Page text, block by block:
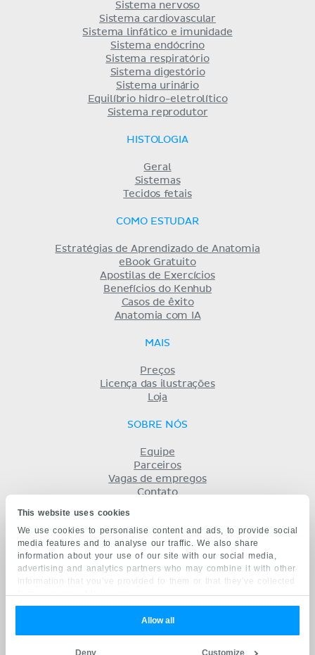
This website uses cookies
We use cookies to personalise content and ads, to provide social
media features and to analyse our traffic. We also share
information about your use of our site with our social media,
advertising and analytics partners who may combine it with other
information that you’ve provided to them or that they’ve collected
from your use of their services.
Allow all
Customize
Deny
Sistema nervoso
Sistema cardiovascular
Sistema linfático e imunidade
Sistema endócrino
Sistema respiratório
Sistema digestório
Sistema urinário
Equilíbrio hidro-eletrolítico
Sistema reprodutor
HISTOLOGIA
Geral
Sistemas
Tecidos fetais
COMO ESTUDAR
Estratégias de Aprendizado de Anatomia
eBook Gratuito
Apostilas de Exercícios
Benefícios do Kenhub
Casos de êxito
Anatomia com IA
MAIS
Preços
Licença das ilustrações
Loja
SOBRE NÓS
Equipe
Parceiros
Vagas de empregos
Contato
Privacidade
KENHUB EM...
English